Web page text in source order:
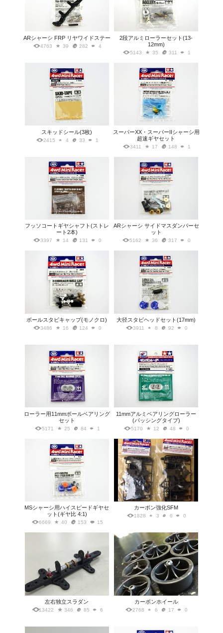
ARシャーシ FRP リヤワイドステー
4763 39 282 4
2段アルミローラーセット(13-
12mm)
5143 35 311 1
スキッドシール(3枚)
2415 4 33 1
スーパーXX・スーパーIIシャーシ用
超速ギヤセット
3411 17 148 1
フッソコートギヤシャフト(ストレ
ート2本)
3397 14 131 0
ARシャーシ サイドマスダンパーセ
ット
5162 36 317 0
ボールスタビキャップ(モノクロ)
3486 16 124 0
大径スタビヘッドセット(17mm)
3911 8 92 0
ローラー用11mmボールベアリング
セット
5171 25 84 1
11mmアルミベアリングローラー
(パッシングタイプ)
5170 12 48 0
MSシャーシ用ハイスピードギヤセ
ット(ギヤ比 4:1)
6669 40 153 15
カーボン強化SFM
1828 3 6 0
左右独立スラダン
13422 346 85 6
カーボンホイール
2768 6 17 0